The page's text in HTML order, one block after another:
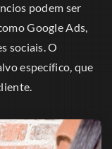
podem ser
Google Ads,
sociais. O
específico, que